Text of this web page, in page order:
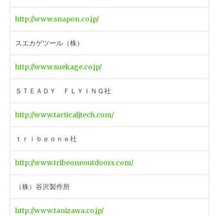
http://www.snapon.co.jp/
スエカゲツール（株）
http://www.suekage.co.jp/
ＳＴＥＡＤＹ ＦＬＹＩＮＧ社
http://www.tacticaljtech.com/
ｔｒｉｂｅｏｎｅ社
http://www.tribeoneoutdoors.com/
（株）谷沢製作所
http://www.tanizawa.co.jp/